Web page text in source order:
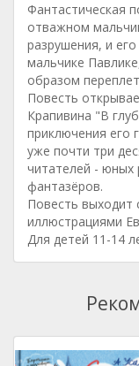
Фантастическая
отважном
разрушения, и
мальчике
образом
Повесть
Крапивина "В
приключения его
уже почти три
читателей - юных
фантазёров.
Повесть выходит
иллюстрациями
Для детей 11-14